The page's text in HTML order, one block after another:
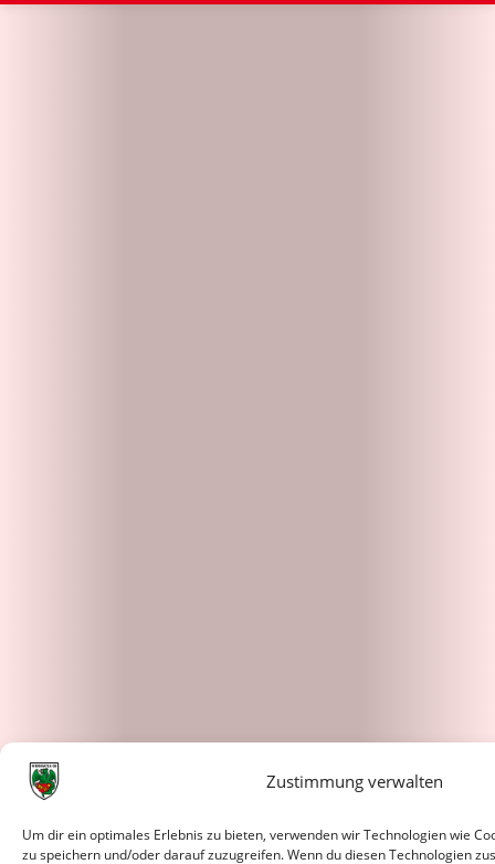
Zustimmung verwalten
Um dir ein optimales Erlebnis zu bieten, verwenden wir Technologien wie
zu speichern und/oder darauf zuzugreifen. Wenn du diesen Technologien